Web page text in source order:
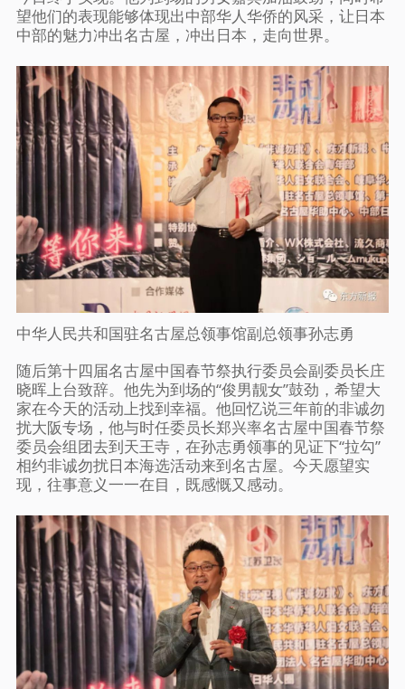
望他们的表现能够体现出中部华人华侨的风采，让日本
中部的魅力冲出名古屋，冲出日本，走向世界。
中华人民共和国驻名古屋总领事馆副总领事孙志勇
随后第十四届名古屋中国春节祭执行委员会副委员长庄
晓晖上台致辞。他先为到场的“俊男靓女”鼓劲，希望大
家在今天的活动上找到幸福。他回忆说三年前的非诚勿
扰大阪专场，他与时任委员长郑兴率名古屋中国春节祭
委员会组团去到天王寺，在孙志勇领事的见证下“拉勾”
相约非诚勿扰日本海选活动来到名古屋。今天愿望实
现，往事意义一一在目，既感慨又感动。